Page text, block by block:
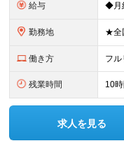
給与
勤務地
働き方 フル
残業時間 10
求人を見る